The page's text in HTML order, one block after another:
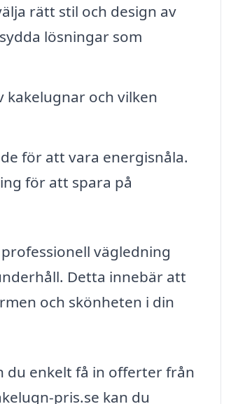
rätt stil och design av
lösningar som
kakelugnar och vilken
för att vara energisnåla.
för att spara på
vägledning
Detta innebär att
och skönheten i din
du enkelt få in offerter från
pris.se kan du